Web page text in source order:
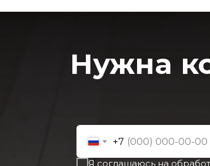
Нужна
+7
Я соглашаюсь на